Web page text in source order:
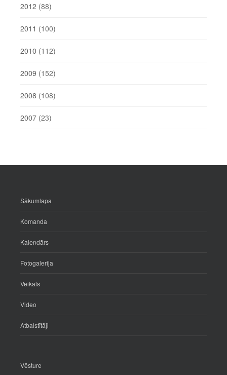
2012 (88)
2011 (100)
2010 (112)
2009 (152)
2008 (108)
2007 (23)
Sākumlapa
Komanda
Kalendārs
Fotogalerija
Veikals
Video
Atbalstītāji
Vēsture